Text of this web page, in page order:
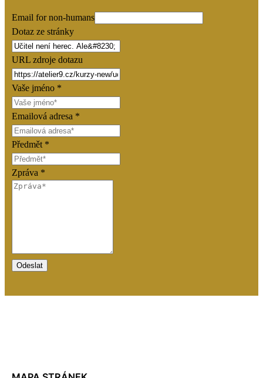
Email for non-humans
Dotaz ze stránky
URL zdroje dotazu
Vaše jméno *
Emailová adresa *
Předmět *
Zpráva *
Odeslat